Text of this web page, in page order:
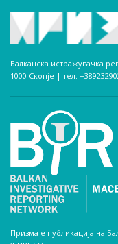
Балканска истражувачка
1000 Скопје | тел.
Призма е публикација на